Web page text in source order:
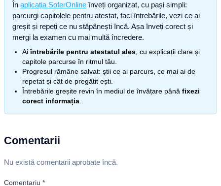
În aplicația SoferOnline înveți organizat, cu pași simpli:
parcurgi capitolele pentru atestat, faci întrebările, vezi ce ai
greșit și repeți ce nu stăpânești încă. Așa înveți corect și
mergi la examen cu mai multă încredere.
Aiîntrebările pentru atestatul ales , cu explicații clare și
capitole parcurse în ritmul tău.
Progresul rămâne salvat: știi ce ai parcurs, ce mai ai de
repetat și cât de pregătit ești.
Întrebările greșite revin în mediul de învățare până fixezi
corect informația
Comentarii
Nu există comentarii aprobate încă.
Comentariu *